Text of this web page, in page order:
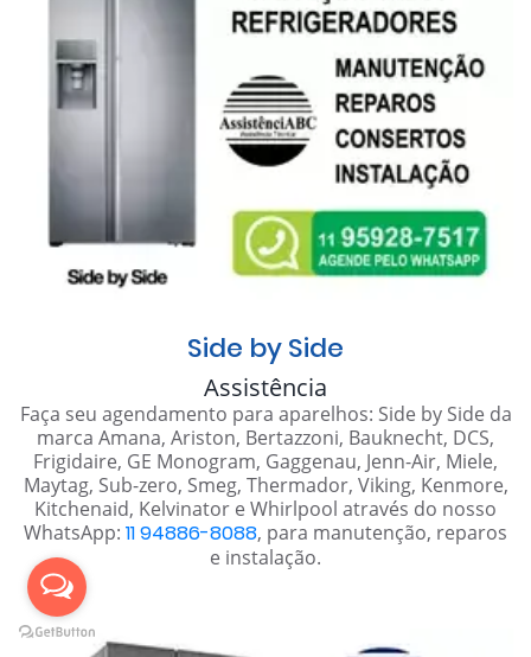
Side by Side
Assistência
Faça seu agendamento para aparelhos: Side by Side da
marca Amana, Ariston, Bertazzoni, Bauknecht, DCS,
Frigidaire, GE Monogram, Gaggenau, Jenn-Air, Miele,
Maytag, Sub-zero, Smeg, Thermador, Viking, Kenmore,
Kitchenaid, Kelvinator e Whirlpool através do nosso
WhatsApp: 11 94886-8088, para manutenção, reparos
e instalação.